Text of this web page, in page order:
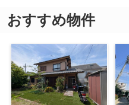
おすすめ物件